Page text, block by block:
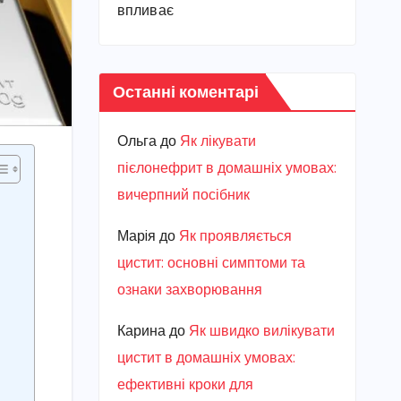
впливає
Останні коментарі
Ольгадо Як лікувати
пієлонефрит в домашніх умовах:
вичерпний посібник
Марiя до Як проявляється
цистит: основні симптоми та
ознаки захворювання
Каринадо Як швидко вилікувати
цистит в домашніх умовах:
ефективні кроки для